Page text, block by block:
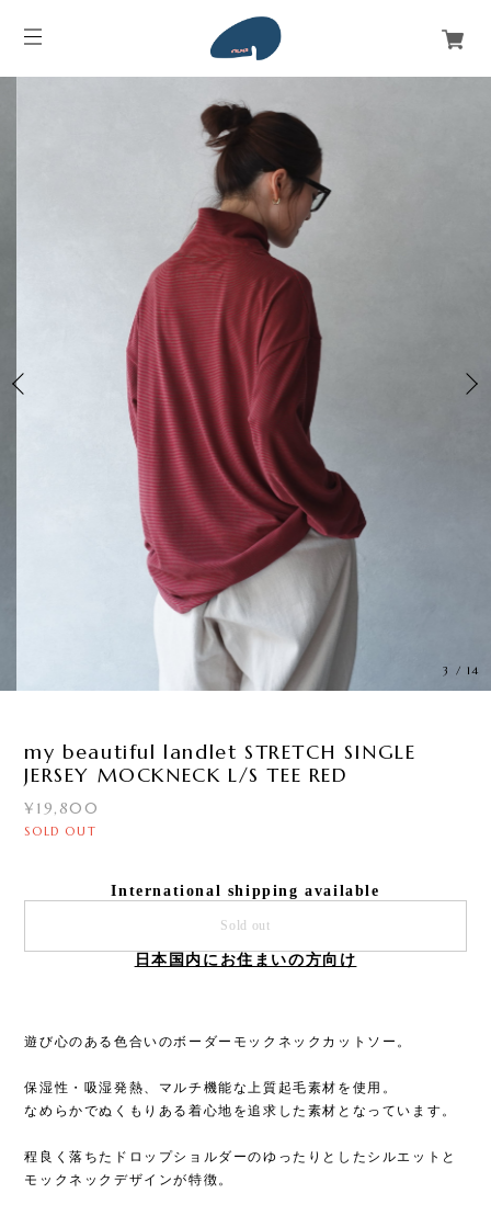
3 / 14
my beautiful landlet STRETCH SINGLE
JERSEY MOCKNECK L/S TEE RED
¥19,800
SOLD OUT
International shipping available
Sold out
日本国内にお住まいの方向け
遊び心のある色合いのボーダーモックネックカットソー。
保湿性・吸湿発熱、マルチ機能な上質起毛素材を使用。
なめらかでぬくもりある着心地を追求した素材となっています。
程良く落ちたドロップショルダーのゆったりとしたシルエットと
モックネックデザインが特徴。